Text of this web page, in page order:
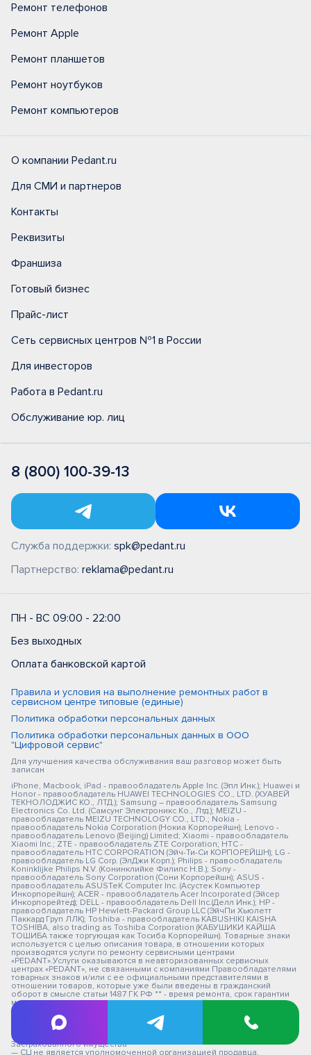
Ремонт телефонов
Ремонт Apple
Ремонт планшетов
Ремонт ноутбуков
Ремонт компьютеров
О компании Pedant.ru
Для СМИ и партнеров
Контакты
Реквизиты
Франшиза
Готовый бизнес
Прайс-лист
Сеть сервисных центров №1 в России
Для инвесторов
Работа в Pedant.ru
Обслуживание юр. лиц
8 (800) 100-39-13
Служба поддержки: spk@pedant.ru
Партнерство: reklama@pedant.ru
ПН - ВС 09:00 - 22:00
Без выходных
Оплата банковской картой
Правила и условия на выполнение ремонтных работ в
сервисном центре типовые (единые)
Политика обработки персональных данных
Политика обработки персональных данных в ООО
"Цифровой сервис"
Для улучшения качества обслуживания ваш разговор может быть
записан
iPhone, Macbook, iPad - правообладатель Apple Inc. (Эпл Инк.); Huawei и
Honor - правообладатель HUAWEI TECHNOLOGIES CO., LTD. (ХУАВЕЙ
ТЕКНОЛОДЖИС КО., ЛТД.); Samsung – правообладатель Samsung
Electronics Co. Ltd. (Самсунг Электроникс Ко., Лтд.); MEIZU -
правообладатель MEIZU TECHNOLOGY CO., LTD.; Nokia -
правообладатель Nokia Corporation (Нокиа Корпорейшн); Lenovo -
правообладатель Lenovo (Beijing) Limited; Xiaomi - правообладатель
Xiaomi Inc.; ZTE - правообладатель ZTE Corporation; HTC -
правообладатель HTC CORPORATION (Эйч-Ти-Си КОРПОРЕЙШН); LG -
правообладатель LG Corp. (ЭлДжи Корп.); Philips - правообладатель
Koninklijke Philips N.V. (Конинклийке Филипс Н.В.); Sony -
правообладатель Sony Corporation (Сони Корпорейшн); ASUS -
правообладатель ASUSTeK Computer Inc. (Асустек Компьютер
Инкорпорейшн); ACER - правообладатель Acer Incorporated (Эйсер
Инкорпорейтед); DELL - правообладатель Dell Inc.(Делл Инк.); HP -
правообладатель HP Hewlett-Packard Group LLC (ЭйчПи Хьюлетт
Паккард Груп ЛЛК); Toshiba - правообладатель KABUSHIKI KAISHA
TOSHIBA, also trading as Toshiba Corporation (КАБУШИКИ КАЙША
ТОШИБА также торгующая как Тосиба Корпорейшн). Товарные знаки
используется с целью описания товара, в отношении которых
производятся услуги по ремонту сервисными центрами
«PEDANT».Услуги оказываются в неавторизованных сервисных
центрах «PEDANT», не связанными с компаниями Правообладателями
товарных знаков и/или с ее официальными представителями в
отношении товаров, которые уже были введены в гражданский
оборот в смысле статьи 1487 ГК РФ ** - время ремонта, срок гарантии
могут меняться в зависимости от модели устройства и сложности
проводимых работ Информация о соответствующих моделях и
комплектациях и их наличии, ценах, возможных выгодах и условиях
приобретения доступна в сервисных центрах Pedant.ru. Не является
публичной офертой. Оферта на сервисное обслуживание
Застрахованного имущества
— СЦ не является уполномоченной организацией продавца,